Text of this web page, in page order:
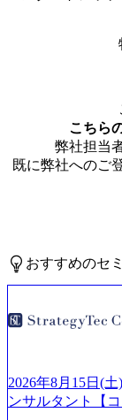
こちら
弊社担当
既に弊社へのご
おすすめのセ
2026年8月15日(
ンサルタント【